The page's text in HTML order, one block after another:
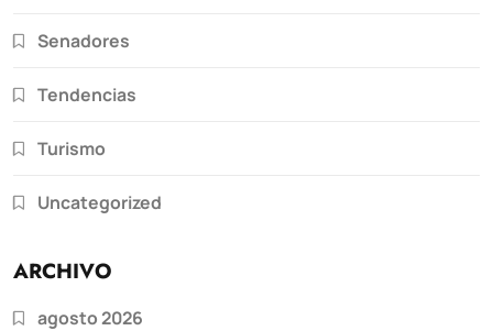
Senadores
Tendencias
Turismo
Uncategorized
ARCHIVO
agosto 2026